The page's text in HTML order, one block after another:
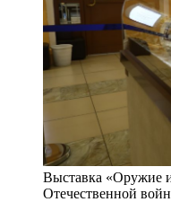
Выставка «Оружие
Отечественной